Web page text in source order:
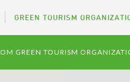
GREEN TOURISM
OM GREEN TOURISM